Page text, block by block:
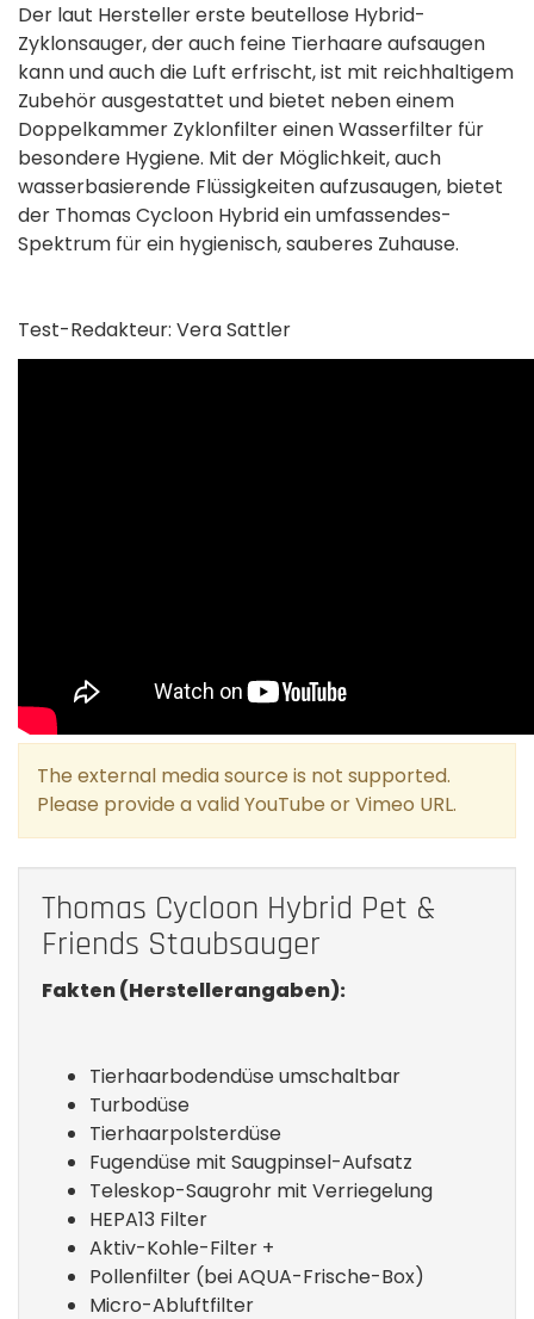
Der laut Hersteller erste beutellose Hybrid-
Zyklonsauger, der auch feine Tierhaare aufsaugen
kann und auch die Luft erfrischt, ist mit reichhaltigem
Zubehör ausgestattet und bietet neben einem
Doppelkammer Zyklon­filter einen Wasserfilter für
besondere Hygiene. Mit der Möglichkeit, auch
wasserbasierende Flüssig­keiten aufzusaugen, bietet
der Thomas Cycloon Hybrid ein umfassendes­
Spektrum für ein hygienisch, sauberes Zuhause.
Test-Redakteur: Vera Sattler
The external media source is not supported.
Please provide a valid YouTube or Vimeo URL.
Thomas Cycloon Hybrid Pet &
Friends Staubsauger
Fakten (Herstellerangaben):
Tierhaarbodendüse umschaltbar
Turbodüse
Tierhaarpolsterdüse
Fugendüse mit Saugpinsel-Aufsatz
Teleskop-Saugrohr mit Verriegelung
HEPA13 Filter
Aktiv-Kohle-Filter +
Pollenfilter (bei AQUA-Frische-Box)
Micro-Abluftfilter